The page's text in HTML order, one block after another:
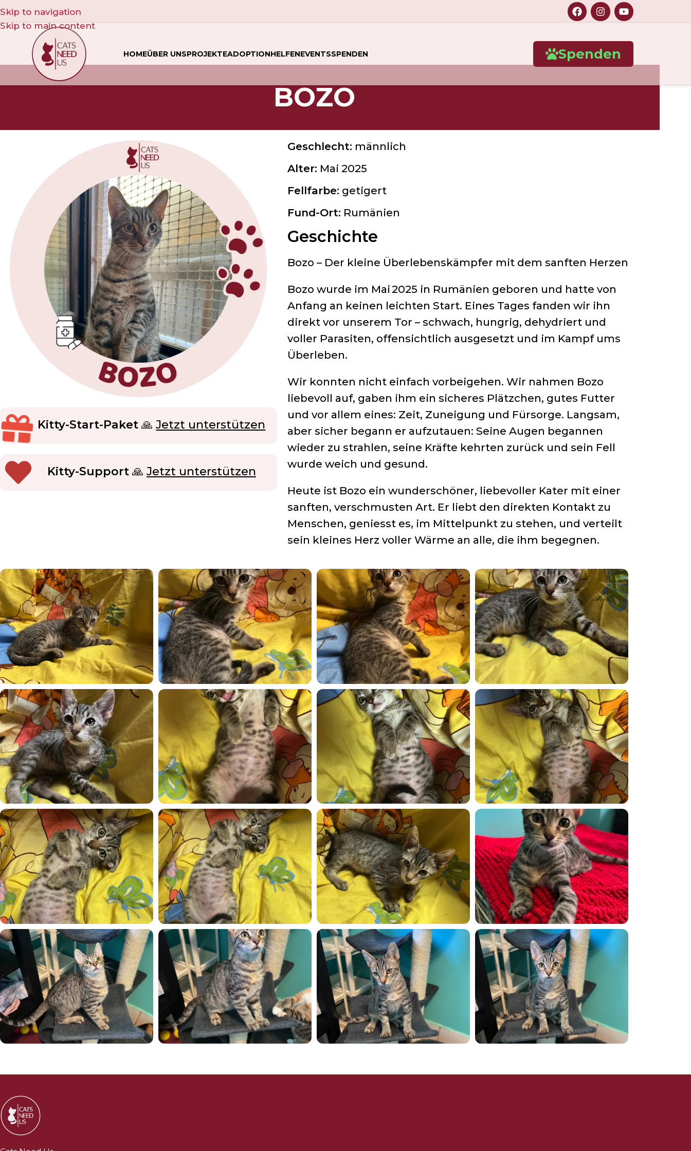
Skip to navigation
Skip to main content
HOMEÜBER UNSPROJEKTEADOPTIONHELFENEVENTSSPENDEN Spenden
BOZO
Kitty-Start-Paket 🙏Jetzt unterstützen
Kitty-Support🙏 Jetzt unterstützen
Geschlecht: männlich
Alter: Mai 2025
Fellfarbe: getigert
Fund-Ort: Rumänien
Geschichte
Bozo – Der kleine Überlebenskämpfer mit dem sanften Herzen
Bozo wurde im Mai 2025 in Rumänien geboren und hatte von
Anfang an keinen leichten Start. Eines Tages fanden wir ihn
direkt vor unserem Tor – schwach, hungrig, dehydriert und
voller Parasiten, offensichtlich ausgesetzt und im Kampf ums
Überleben.
Wir konnten nicht einfach vorbeigehen. Wir nahmen Bozo
liebevoll auf, gaben ihm ein sicheres Plätzchen, gutes Futter
und vor allem eines: Zeit, Zuneigung und Fürsorge. Langsam,
aber sicher begann er aufzutauen: Seine Augen begannen
wieder zu strahlen, seine Kräfte kehrten zurück und sein Fell
wurde weich und gesund.
Heute ist Bozo ein wunderschöner, liebevoller Kater mit einer
sanften, verschmusten Art. Er liebt den direkten Kontakt zu
Menschen, geniesst es, im Mittelpunkt zu stehen, und verteilt
sein kleines Herz voller Wärme an alle, die ihm begegnen.